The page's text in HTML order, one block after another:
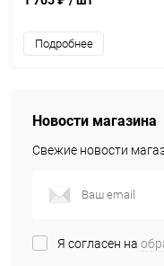
Подробнее
Новости магазина
Свежие новости
Я согласен на